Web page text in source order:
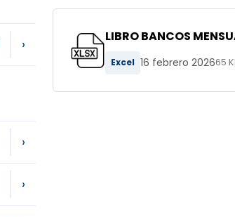
›
›
›
LIBRO BANCOS
Excel 16 febrero 202665